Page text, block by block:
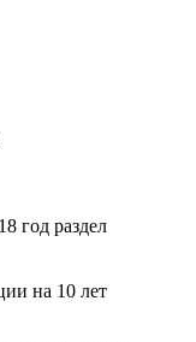
год раздел
на 10 лет